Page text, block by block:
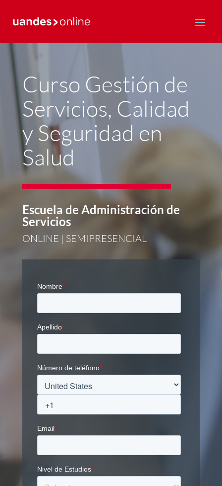
Postgrado y Educación Continua
Curso Gestión de
Servicios, Calidad
y Seguridad en
Salud
Escuela de Administración de
Servicios
ONLINE | SEMIPRESENCIAL